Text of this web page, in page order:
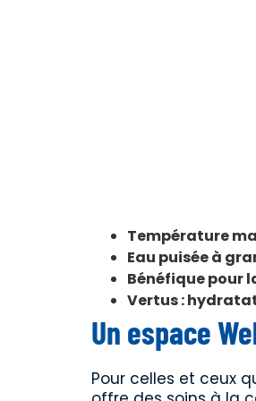
Température
Eau puisée à
Bénéfique pour
Vertus :
Un espace
Pour celles et ceux